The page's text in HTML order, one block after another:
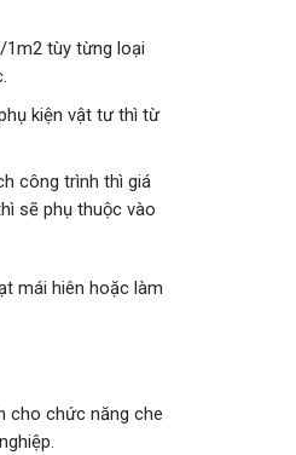
1m2 tùy từng loại
kiện vật tư thì từ
công trình thì giá
sẽ phụ thuộc vào
mái hiên hoặc làm
cho chức năng che